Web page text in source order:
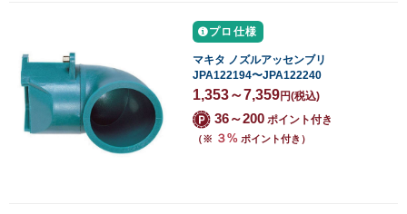
プロ仕様
マキタ ノズルアッセンブリ
JPA122194〜JPA122240
1,353～7,359円(税込)
36～200 ポイント付き
（※ ３% ポイント付き）